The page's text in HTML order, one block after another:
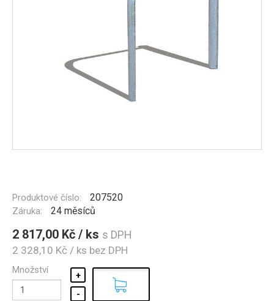
Produktové číslo: 207520
Záruka: 24 měsíců
2 817,00 Kč / ks s DPH
2 328,10 Kč / ks bez DPH
Množství